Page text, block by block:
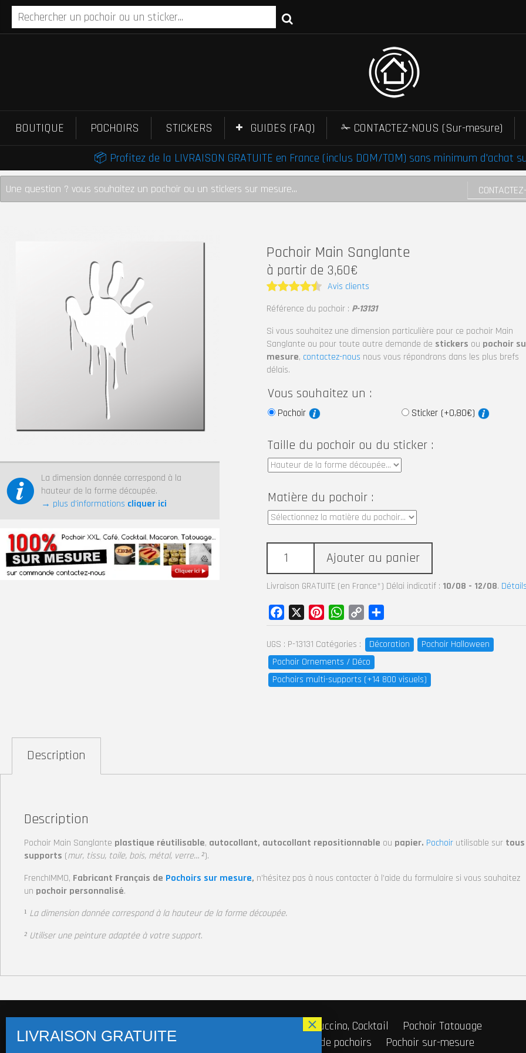
BOUTIQUE POCHOIRS STICKERS GUIDES (FAQ)
✁ CONTACTEZ-NOUS (Sur-mesure)
📦 Profitez de la LIVRAISON GRATUITE en France (inclus DOM/TOM) sans minimum d'achat
Une question ? vous souhaitez un pochoir ou un stickers sur mesure...
La dimension donnée correspond à la
hauteur de la forme découpée.
→ plus d’informations cliquer ici
Pochoir Main Sanglante
à partir de 3,60€
Note 4.5
Avis clients
Référence du pochoir : P-13131
Si vous souhaitez une dimension particulière pour ce pochoir Main
Sanglante ou pour toute autre demande de stickers ou pochoir
mesure, contactez-nous nous vous répondrons dans les plus brefs
délais.
Vous souhaitez un :
Pochoir Sticker (+0,80€)
Taille du pochoir ou du sticker :
Matière du pochoir :
Ajouter au panier
Livraison GRATUITE (en France*) Délai indicatif : 10/08 - 12/08.
UGS : P-13131 Catégories : Décoration
Pochoir Halloween
Pochoir Ornements / Déco
Pochoirs multi-supports (+14 800 visuels)
Facebook PinterestWhatsApp
Copy
Link
Description
Description
Pochoir Main Sanglante plastique réutilisable, autocollant, autocollant repositionnable ou papier. Pochoir utilisable sur tous
supports (mur, tissu, toile, bois, métal, verre… ²).
FrenchIMMO, Fabricant Français de Pochoirs sur mesure, n’hésitez pas à nous contacter à l’aide du formulaire si vous souhaitez
un pochoir personnalisé.
¹ La dimension donnée correspond à la hauteurde la forme découpée.
² Utiliser une peinture adaptée à votre support.